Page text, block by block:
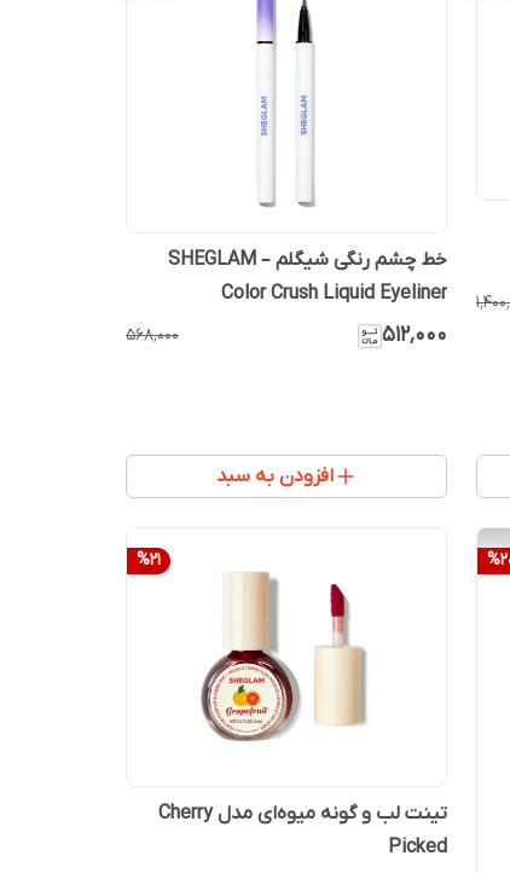
خط چشم رنگی شیگلم – SHEGLAM
Color Crush Liquid Eyeliner
۵۱۲٬۰۰۰ ۵۶۸٬۰۰۰
افزودن به سبد
%
%21
تینت لب و گونه میوه‌ای مدل Cherry
Picked